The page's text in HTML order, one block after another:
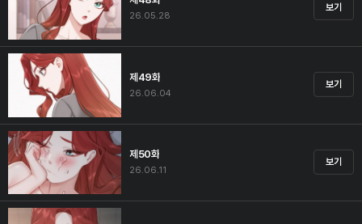
26.05.28
보기
제49화
26.06.04
보기
제50화
26.06.11
보기